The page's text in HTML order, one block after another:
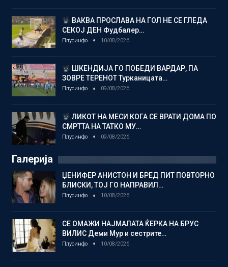
ВАКВА ПРОСЛАВА НА ГОЛ НЕ СЕ ГЛЕДА
СЕКОЈ ДЕН Фудбалер…
Плусинфо 10/08/2026
ШКЕНДИЈА ГО ПОБЕДИ ВАРДАР, ПА
ЗОВРЕ ТЕРЕНОТ Турканицата…
Плусинфо 09/08/2026
ЛИКОТ НА МЕСИ КОГА СЕ ВРАТИ ДОМА ПО
СМРТТА НА ТАТКО МУ…
Плусинфо 09/08/2026
Галерија
ЏЕНИФЕР АНИСТОН И БРЕД ПИТ ПОВТОРНО
БЛИСКИ, ТОЈ ГО НАПРАВИЛ…
Плусинфо 10/08/2026
СЕ ОМАЖИ НАЈМАЛАТА ЌЕРКА НА БРУС
ВИЛИС Деми Мур и сестрите…
Плусинфо 10/08/2026